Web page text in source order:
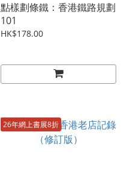
點樣劃條鐵：香港鐵路規劃
101
HK$178.00
26年網上書展8折